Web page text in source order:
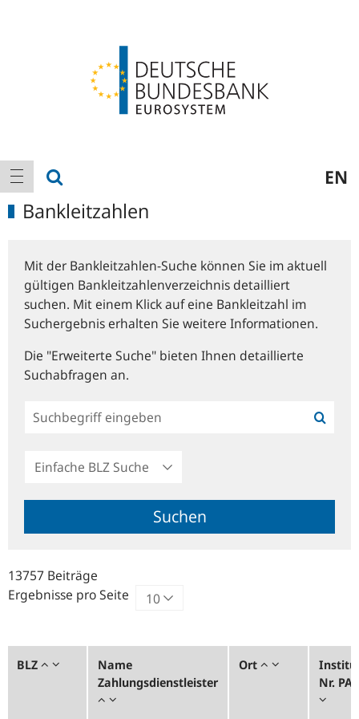
Hauptnavigation
Navigation anzeigen EN
Bankleitzahlen
Mit der Bankleitzahlen-Suche können Sie im aktuell
gültigen Bankleitzahlenverzeichnis detailliert
suchen. Mit einem Klick auf eine Bankleitzahl im
Suchergebnis erhalten Sie weitere Informationen.
Die "Erweiterte Suche" bieten Ihnen detaillierte
Suchabfragen an.
Einfache
Suche
Suchen
13757 Beiträge
Ergebnisse pro Seite
BLZ
Name
Zahlungsdienstleister
Ort
Nr.